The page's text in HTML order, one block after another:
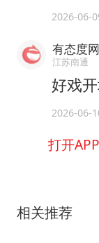
2026-06-
有态度
江苏南通
好戏
2026-06-
打开
相关推荐